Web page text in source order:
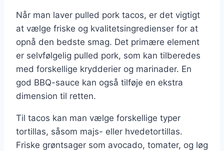
Når man laver pulled pork tacos, er det vigtigt
at vælge friske og kvalitetsingredienser for at
opnå den bedste smag. Det primære element
er selvfølgelig pulled pork, som kan tilberedes
med forskellige krydderier og marinader. En
god BBQ-sauce kan også tilføje en ekstra
dimension til retten.
Til tacos kan man vælge forskellige typer
tortillas, såsom majs- eller hvedetortillas.
Friske grøntsager som avocado, tomater, og løg